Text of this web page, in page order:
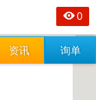
资讯 询单
0